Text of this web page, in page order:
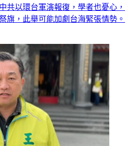
共以環台軍演報復，學者也憂心，
旗，此舉可能加劇台海緊張情勢。